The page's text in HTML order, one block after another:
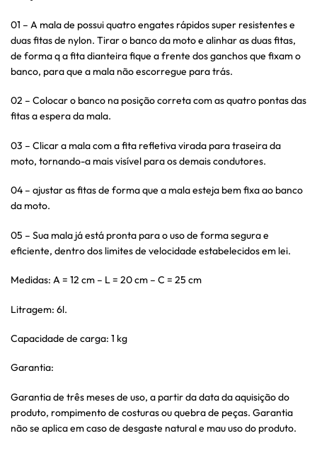
01 – A mala de possui quatro engates rápidos super resistentes e
duas fitas de nylon. Tirar o banco da moto e alinhar as duas fitas,
de forma q a fita dianteira fique a frente dos ganchos que fixam o
banco, para que a mala não escorregue para trás.
02 – Colocar o banco na posição correta com as quatro pontas das
fitas a espera da mala.
03 – Clicar a mala com a fita refletiva virada para traseira da
moto, tornando-a mais visível para os demais condutores.
04 – ajustar as fitas de forma que a mala esteja bem fixa ao banco
da moto.
05 – Sua mala já está pronta para o uso de forma segura e
eficiente, dentro dos limites de velocidade estabelecidos em lei.
Medidas: A = 12 cm – L = 20 cm – C = 25 cm
Litragem: 6l.
Capacidade de carga: 1 kg
Garantia:
Garantia de três meses de uso, a partir da data da aquisição do
produto, rompimento de costuras ou quebra de peças. Garantia
não se aplica em caso de desgaste natural e mau uso do produto.